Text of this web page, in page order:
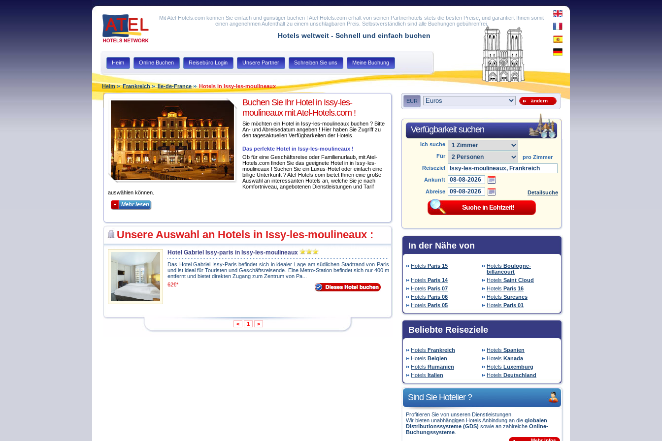
Mit Atel-Hotels.com können Sie einfach und günstiger buchen ! Atel-Hotels.com erhält von seinen Partnerhotels stets die besten Preise, und garantiert Ihnen somit
einen angenehmen Aufenthalt zu einem unschlagbaren Preis. Selbstverständlich sind alle Buchungen gebührenfrei.
Hotels weltweit - Schnell und einfach buchen
Heim Online Buchen Reisebüro Login Unsere Partner Schreiben Sie uns Meine Buchung
Heim Frankreich Ile-de-France Hotels in Issy-les-moulineaux
Buchen Sie Ihr Hotel in Issy-les-
moulineaux mit Atel-Hotels.com !
Sie möchten ein Hotel in Issy-les-moulineaux buchen ? Bitte
An- und Abreisedatum angeben ! Hier haben Sie Zugriff zu
den tagesaktuellen Verfügbarkeiten der Hotels.
Das perfekte Hotel in Issy-les-moulineaux !
Ob für eine Geschäftsreise oder Familienurlaub, mit Atel-
Hotels.com finden Sie das geeignete Hotel in in Issy-les-
moulineaux ! Suchen Sie ein Luxus-Hotel oder einfach eine
billige Unterkunft ? Atel-Hotels.com bietet Ihnen eine große
Auswahl an interessanten Hotels an, welche Sie je nach
Komfortniveau, angebotenen Dienstleistungen und Tarif
auswählen können.
Mehr lesen
Unsere Auswahl an Hotels in Issy-les-moulineaux :
Hotel Gabriel Issy-paris in Issy-les-moulineaux
Das Hotel Gabriel Issy-Paris befindet sich in idealer Lage am südlichen Stadtrand von Paris
und ist ideal für Touristen und Geschäftsreisende. Eine Metro-Station befindet sich nur 400 m
entfernt und bietet direkten Zugang zum Zentrum von Pa...
62€*
< 1 >
EUR ändern
Verfügbarkeit suchen
Ich suche
Für
pro Zimmer
Reiseziel
Ankunft
Abreise
Detailsuche
In der Nähe von
Hotels Paris 15 Hotels Boulogne-
billancourt
Hotels Paris 14 Hotels Saint Cloud
Hotels Paris 07 Hotels Paris 16
Hotels Paris 06 Hotels Suresnes
Hotels Paris 05 Hotels Paris 01
Beliebte Reiseziele
Hotels Frankreich Hotels Spanien
Hotels Belgien Hotels Kanada
Hotels Rumänien Hotels Luxemburg
Hotels Italien Hotels Deutschland
Sind Sie Hotelier ?
Profitieren Sie von unseren Dienstleistungen.
Wir bieten unabhängigen Hotels Anbindung an die globalen
Distributionssysteme (GDS) sowie an zahlreiche Online-
Buchungssysteme